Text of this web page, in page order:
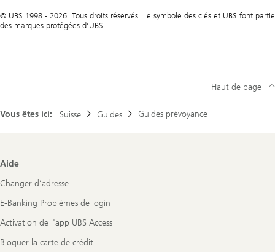
© UBS 1998 - 2026. Tous droits réservés. Le symbole des clés et UBS font partie
des marques protégées d’UBS.
Vous êtes ici: Suisse Guides Guides prévoyance
Haut de page
Footer
Aide
Changer d’adresse
E-Banking Problèmes de login
Activation de l'app UBS Access
Bloquer la carte de crédit